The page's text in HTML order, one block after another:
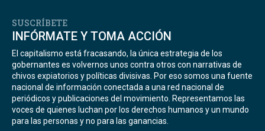
SUSCRÍBETE
INFÓRMATE Y TOMA ACCIÓN
El capitalismo está fracasando, la única estrategia de los
gobernantes es volvernos unos contra otros con narrativas de
chivos expiatorios y políticas divisivas. Por eso somos una fuente
nacional de información conectada a una red nacional de
periódicos y publicaciones del movimiento. Representamos las
voces de quienes luchan por los derechos humanos y un mundo
para las personas y no para las ganancias.